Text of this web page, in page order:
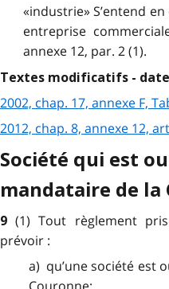
«industrie» S’entend
entreprise
annexe 12, par. 2 (1).
Textes modificatifs -
2002, chap. 17, annexe F,
2012, chap. 8, annexe 12,
Société qui est
mandataire de la
9(1) Tout règlement
prévoir :
a) qu’une société est